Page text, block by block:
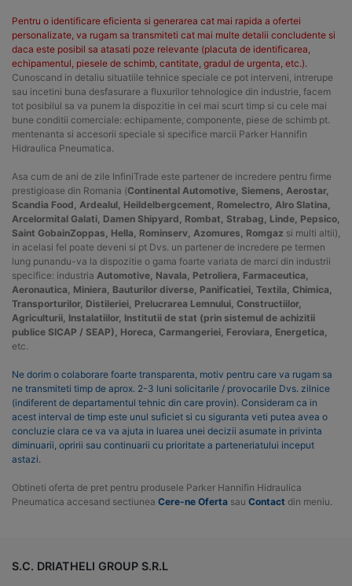
Pentru o identificare eficienta si generarea cat mai rapida a ofertei
personalizate, va rugam sa transmiteti cat mai multe detalii concludente si
daca este posibil sa atasati poze relevante (placuta de identificarea,
echipamentul, piesele de schimb, cantitate, gradul de urgenta, etc.).
Cunoscand in detaliu situatiile tehnice speciale ce pot interveni, intrerupe
sau incetini buna desfasurare a fluxurilor tehnologice din industrie, facem
tot posibilul sa va punem la dispozitie in cel mai scurt timp si cu cele mai
bune conditii comerciale: echipamente, componente, piese de schimb pt.
mentenanta si accesorii speciale si specifice marcii Parker Hannifin
Hidraulica Pneumatica.
Asa cum de ani de zile InfiniTrade este partener de incredere pentru firme
prestigioase din Romania (Continental Automotive, Siemens, Aerostar,
Scandia Food, Ardealul, Heildelbergcement, Romelectro, Alro Slatina,
Arcelormital Galati, Damen Shipyard, Rombat, Strabag, Linde, Pepsico,
Saint GobainZoppas, Hella, Rominserv, Azomures, Romgaz si multi altii),
in acelasi fel poate deveni si pt Dvs. un partener de incredere pe termen
lung punandu-va la dispozitie o gama foarte variata de marci din industrii
specifice: industria Automotive, Navala, Petroliera, Farmaceutica,
Aeronautica, Miniera, Bauturilor diverse, Panificatiei, Textila, Chimica,
Transporturilor, Distileriei, Prelucrarea Lemnului, Constructiilor,
Agriculturii, Instalatiilor, Institutii de stat (prin sistemul de achizitii
publice SICAP / SEAP), Horeca, Carmangeriei, Feroviara, Energetica,
etc.
Ne dorim o colaborare foarte transparenta, motiv pentru care va rugam sa
ne transmiteti timp de aprox. 2-3 luni solicitarile / provocarile Dvs. zilnice
(indiferent de departamentul tehnic din care provin). Consideram ca in
acest interval de timp este unul suficiet si cu siguranta veti putea avea o
concluzie clara ce va va ajuta in luarea unei decizii asumate in privinta
diminuarii, opririi sau continuarii cu prioritate a parteneriatului inceput
astazi.
Obtineti oferta de pret pentru produsele Parker Hannifin Hidraulica
Pneumatica accesand sectiunea Cere-ne Oferta sau Contact din meniu.
S.C. DRIATHELI GROUP S.R.L